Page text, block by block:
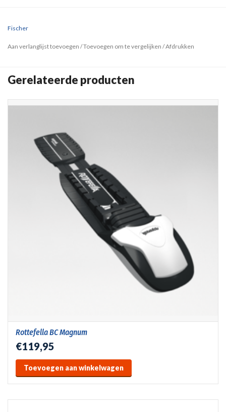
Fischer
Aan verlanglijst toevoegen /Toevoegen om te vergelijken /Afdrukken
Gerelateerde producten
Rottefella BC Magnum
€119,95
Toevoegen aan winkelwagen